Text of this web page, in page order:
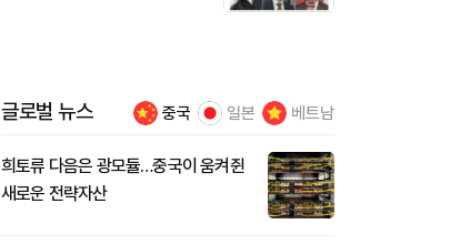
글로벌 뉴스 중국 일본 베트남
희토류 다음은 광모듈…중국이 움켜쥔
새로운 전략자산